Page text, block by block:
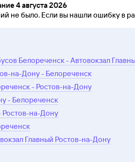
4 августа 2026
не было. Если вы нашли ошибку в
Белореченск - Автовокзал
на-Дону - Белореченск
- Ростов-на-Дону
- Белореченск
Ростов-на-Дону
Главный Ростов-на-Дону